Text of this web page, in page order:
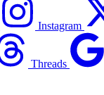
Instagram
Threads